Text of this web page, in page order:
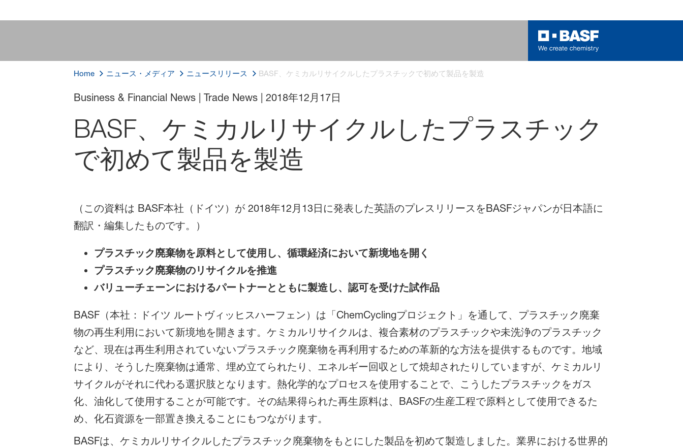
Home ニュース・メディア ニュースリリース BASF、ケミカルリサイクルしたプラスチックで初めて製品を製造
Business & Financial News | Trade News| 2018年12月17日
BASF、ケミカルリサイクルしたプラスチック
で初めて製品を製造
（この資料は BASF本社（ドイツ）が 2018年12月13日に発表した英語のプレスリリースをBASFジャパンが日本語に
翻訳・編集したものです。）
プラスチック廃棄物を原料として使用し、循環経済において新境地を開く
プラスチック廃棄物のリサイクルを推進
バリューチェーンにおけるパートナーとともに製造し、認可を受けた試作品
BASF（本社：ドイツ ルートヴィッヒスハーフェン）は「ChemCyclingプロジェクト」を通して、プラスチック廃棄
物の再生利用において新境地を開きます。ケミカルリサイクルは、複合素材のプラスチックや未洗浄のプラスチック
など、現在は再生利用されていないプラスチック廃棄物を再利用するための革新的な方法を提供するものです。地域
により、そうした廃棄物は通常、埋め立てられたり、エネルギー回収として焼却されたりしていますが、ケミカルリ
サイクルがそれに代わる選択肢となります。熱化学的なプロセスを使用することで、こうしたプラスチックをガス
化、油化して使用することが可能です。その結果得られた再生原料は、BASFの生産工程で原料として使用できるた
め、化石資源を一部置き換えることにもつながります。
BASFは、ケミカルリサイクルしたプラスチック廃棄物をもとにした製品を初めて製造しました。業界における世界的